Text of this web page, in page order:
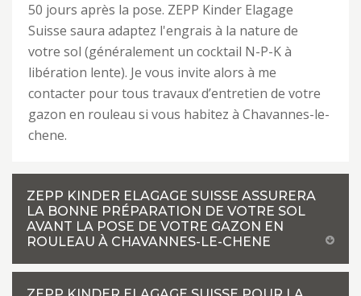
50 jours après la pose. ZEPP Kinder Elagage
Suisse saura adaptez l'engrais à la nature de
votre sol (généralement un cocktail N-P-K à
libération lente). Je vous invite alors à me
contacter pour tous travaux d’entretien de votre
gazon en rouleau si vous habitez à Chavannes-le-
chene.
ZEPP KINDER ELAGAGE SUISSE ASSURERA
LA BONNE PRÉPARATION DE VOTRE SOL
AVANT LA POSE DE VOTRE GAZON EN
ROULEAU À CHAVANNES-LE-CHENE